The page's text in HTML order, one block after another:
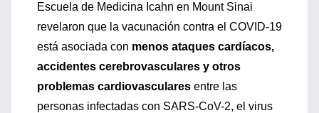
Escuela de Medicina Icahn en Mount Sinai
revelaron que la vacunación contra el COVID-19
está asociada con menos ataques cardíacos,
accidentes cerebrovasculares y otros
problemas cardiovasculares entre las
personas infectadas con SARS-CoV-2, el virus